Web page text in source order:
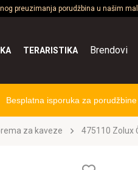
preuzimanja porudžbina u našim
TERARISTIKA Brendovi
Besplatna isporuka za
za kaveze 475110 Zolux